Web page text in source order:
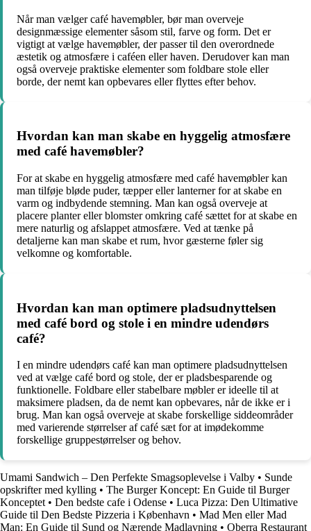
Når man vælger café havemøbler, bør man overveje
designmæssige elementer såsom stil, farve og form. Det er
vigtigt at vælge havemøbler, der passer til den overordnede
æstetik og atmosfære i caféen eller haven. Derudover kan man
også overveje praktiske elementer som foldbare stole eller
borde, der nemt kan opbevares eller flyttes efter behov.
Hvordan kan man skabe en hyggelig atmosfære
med café havemøbler?
For at skabe en hyggelig atmosfære med café havemøbler kan
man tilføje bløde puder, tæpper eller lanterner for at skabe en
varm og indbydende stemning. Man kan også overveje at
placere planter eller blomster omkring café sættet for at skabe en
mere naturlig og afslappet atmosfære. Ved at tænke på
detaljerne kan man skabe et rum, hvor gæsterne føler sig
velkomne og komfortable.
Hvordan kan man optimere pladsudnyttelsen
med café bord og stole i en mindre udendørs
café?
I en mindre udendørs café kan man optimere pladsudnyttelsen
ved at vælge café bord og stole, der er pladsbesparende og
funktionelle. Foldbare eller stabelbare møbler er ideelle til at
maksimere pladsen, da de nemt kan opbevares, når de ikke er i
brug. Man kan også overveje at skabe forskellige siddeområder
med varierende størrelser af café sæt for at imødekomme
forskellige gruppestørrelser og behov.
Umami Sandwich – Den Perfekte Smagsoplevelse i Valby • Sunde
opskrifter med kylling • The Burger Koncept: En Guide til Burger
Konceptet • Den bedste cafe i Odense • Luca Pizza: Den Ultimative
Guide til Den Bedste Pizzeria i København • Mad Men eller Mad
Man: En Guide til Sund og Nærende Madlavning • Oberra Restaurant